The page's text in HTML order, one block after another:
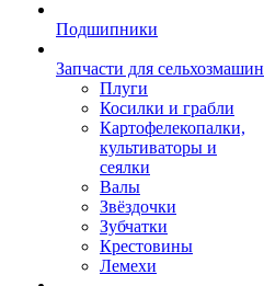
Подшипники
Запчасти для сельхозмашин
Плуги
Косилки и грабли
Картофелекопалки,
культиваторы и
сеялки
Валы
Звёздочки
Зубчатки
Крестовины
Лемехи